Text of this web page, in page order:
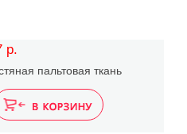
р.
пальтовая ткань